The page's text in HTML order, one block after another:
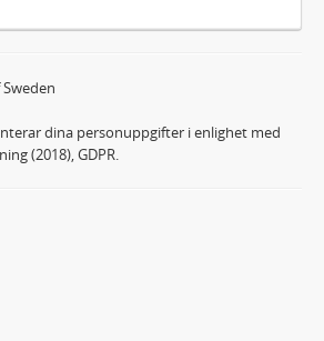
dina personuppgifter i enlighet med
(2018), GDPR.